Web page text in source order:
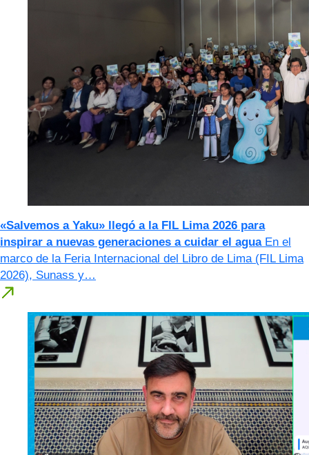
«Salvemos a Yaku» llegó a la FIL Lima 2026 para
inspirar a nuevas generaciones a cuidar el agua En el
marco de la Feria Internacional del Libro de Lima (FIL Lima
2026), Sunass y…